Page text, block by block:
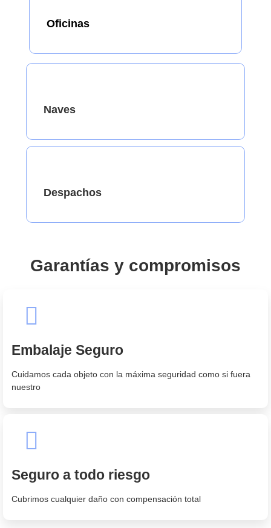
Oficinas
Naves
Despachos
Garantías y compromisos
Embalaje Seguro
Cuidamos cada objeto con la máxima seguridad como si fuera
nuestro
Seguro a todo riesgo
Cubrimos cualquier daño con compensación total